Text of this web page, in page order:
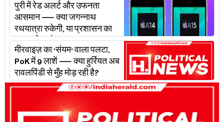
पुरी में रेड अलर्ट और उफनता
आसमान — क्या जगन्नाथ
रथयात्रा रुकेगी, या प्रशासन का
'प्लान बी' चलेगा?
मीरवाइज़ का 'संयम' वाला पलटा,
PoK में 9 लाशें — क्या हुर्रियत अब
रावलपिंडी से मुँह मोड़ रही है?